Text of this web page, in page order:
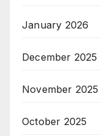
January 2026
December 2025
November 2025
October 2025